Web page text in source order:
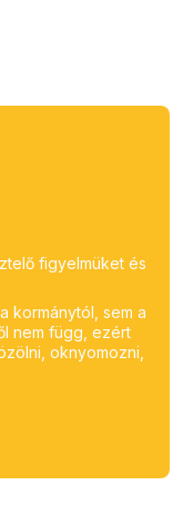
figyelmüket és
kormánytól, sem a
nem függ, ezért
oknyomozni,